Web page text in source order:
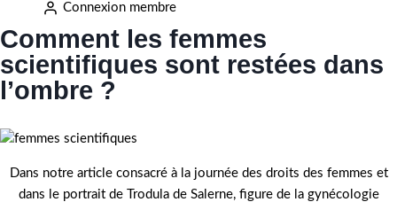
Connexion membre
Comment les femmes
scientifiques sont restées dans
l’ombre ?
Dans notre article consacré à la journée des droits des femmes et
dans le portrait de Trodula de Salerne, figure de la gynécologie